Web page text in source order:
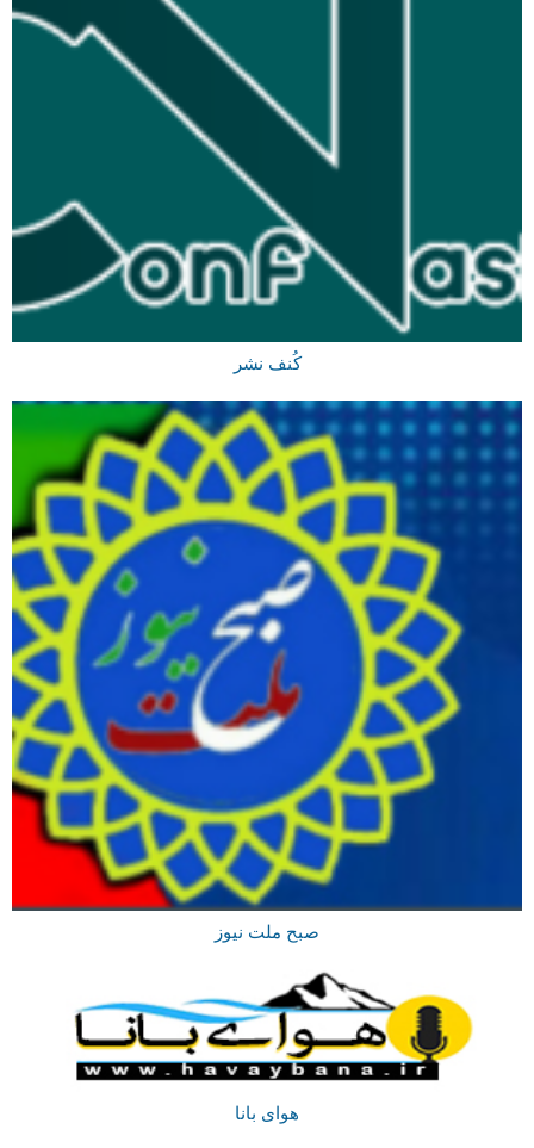
کُنف نشر
صبح ملت نیوز
هوای بانا